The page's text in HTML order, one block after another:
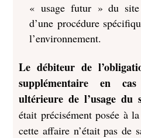
« usage futur » du
d’une procédure
l’environnement.
Le débiteur de
supplémentaire en
ultérieure de l’usage du
était précisément posée à
cette affaire n’était pas de